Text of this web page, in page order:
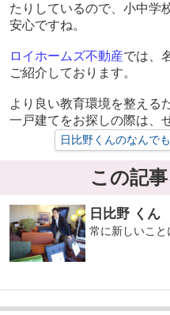
たりしているので、小中学
安心ですね。
ロイホームズ不動産では、
ご紹介しております。
より良い教育環境を整える
一戸建てをお探しの際は、
日比野くんのなんで
この記
日比野 くん
常に新しいこと